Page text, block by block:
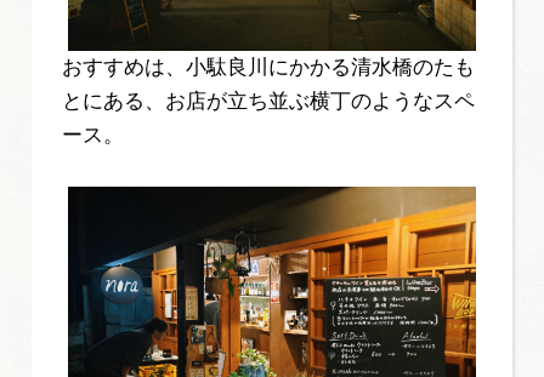
おすすめは、小駄良川にかかる清水橋のたも
とにある、お店が立ち並ぶ横丁のようなスペ
ース。